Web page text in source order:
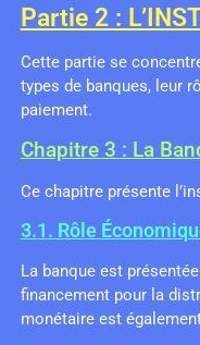
Partie 2 :
Cette partie se
types de banques, leur
paiement.
Chapitre 3 : La
Ce chapitre présente
3.1. Rôle
La banque est
financement pour la
monétaire est